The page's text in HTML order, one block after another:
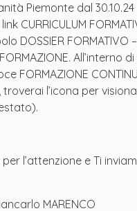
Piemonte dal 30.10.24
CURRICULUM
DOSSIER FORMATIVO
All’interno
FORMAZIONE
troverai l’icona per
l’attenzione e Ti
MARENCO